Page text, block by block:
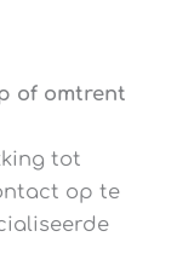
of omtrent
tot
op te